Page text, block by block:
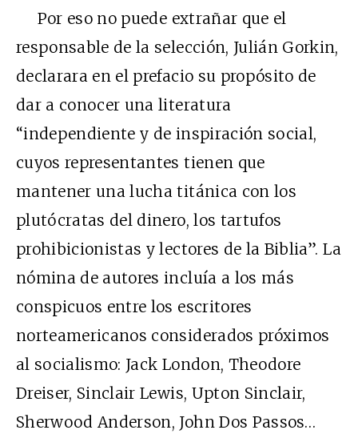
Por eso no puede extrañar que el
responsable de la selección, Julián Gorkin,
declarara en el prefacio su propósito de
dar a conocer una literatura
“independiente y de inspiración social,
cuyos representantes tienen que
mantener una lucha titánica con los
plutócratas del dinero, los tartufos
prohibicionistas y lectores de la Biblia”. La
nómina de autores incluía a los más
conspicuos entre los escritores
norteamericanos considerados próximos
al socialismo: Jack London, Theodore
Dreiser, Sinclair Lewis, Upton Sinclair,
Sherwood Anderson, John Dos Passos…